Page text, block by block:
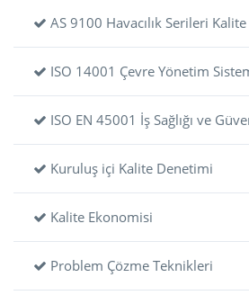
AS 9100 Havacılık Serileri
ISO 14001 Çevre Yönetim
ISO EN 45001 İş Sağlığı ve
Kuruluş içi Kalite Denetimi
Kalite Ekonomisi
Problem Çözme Teknikleri